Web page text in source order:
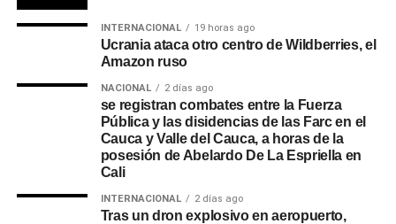
INTERNACIONAL 19 horas ago
Ucrania ataca otro centro de Wildberries, el
Amazon ruso
NACIONAL 2 días ago
se registran combates entre la Fuerza
Pública y las disidencias de las Farc en el
Cauca y Valle del Cauca, a horas de la
posesión de Abelardo De La Espriella en
Cali
INTERNACIONAL 2 días ago
Tras un dron explosivo en aeropuerto,